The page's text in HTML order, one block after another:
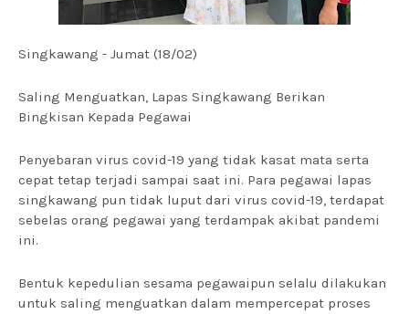
Singkawang - Jumat (18/02)
Saling Menguatkan, Lapas Singkawang Berikan
Bingkisan Kepada Pegawai
Penyebaran virus covid-19 yang tidak kasat mata serta
cepat tetap terjadi sampai saat ini. Para pegawai lapas
singkawang pun tidak luput dari virus covid-19, terdapat
sebelas orang pegawai yang terdampak akibat pandemi
ini.
Bentuk kepedulian sesama pegawaipun selalu dilakukan
untuk saling menguatkan dalam mempercepat proses